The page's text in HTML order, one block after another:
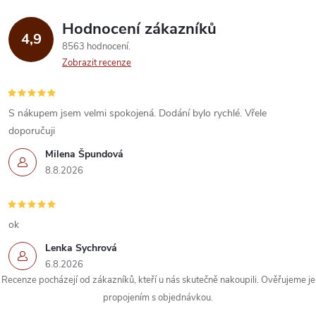
d
a
c
í
p
r
v
k
y
v
4,9 Hodnocení zákazníků
8563 hodnocení
Zobrazit recenze
Milena Špundová
8.8.2026
S nákupem jsem velmi spokojená. Dodání bylo rychlé. Vřele
doporučuji
Lenka Sychrová
6.8.2026
ok
Recenze pocházejí od zákazníků, kteří u nás skutečně nakoupili. Ověřujeme je
propojením s objednávkou.